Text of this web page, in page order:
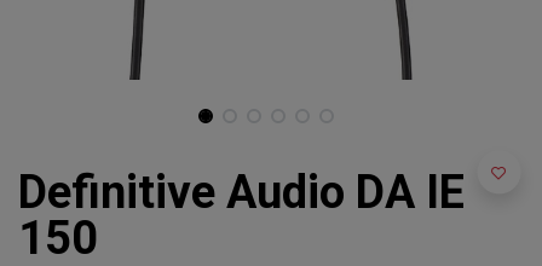
Definitive Audio DA IE
150